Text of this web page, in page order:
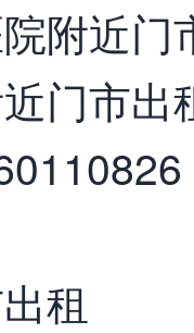
近门
市出
租